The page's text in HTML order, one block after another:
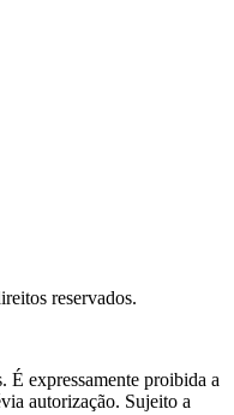
reservados.
expressamente proibida a
autorização. Sujeito a